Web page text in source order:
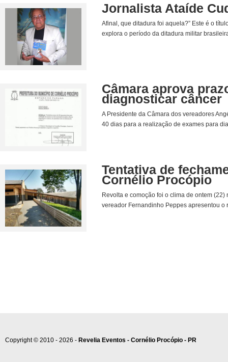
Jornalista Ataíde
Afinal, que ditadura foi aquela?” Este é o
explora o período da ditadura militar
Câmara aprova
diagnosticar câncer
A Presidente da Câmara dos vereadores
40 dias para a realização de exames para
Tentativa de
Cornélio Procópio
Revolta e comoção foi o clima de ontem
vereador Fernandinho Peppes apresentou o
Copyright © 2010 - 2026 - Revelia Eventos - Cornélio Procópio - PR